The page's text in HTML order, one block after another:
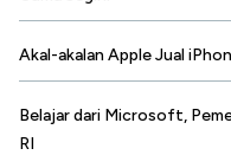
Akal-akalan Apple Jual
Belajar dari Microsoft,
RI